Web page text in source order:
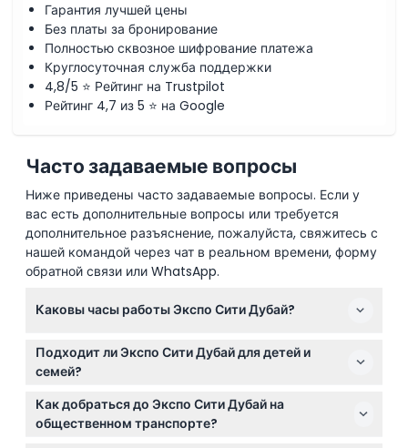
Гарантия лучшей цены
Без платы за бронирование
Полностью сквозное шифрование платежа
Круглосуточная служба поддержки
4,8/5 ⭐ Рейтинг на Trustpilot
Рейтинг 4,7 из 5 ⭐ на Google
Часто задаваемые вопросы
Ниже приведены часто задаваемые вопросы. Если у
вас есть дополнительные вопросы или требуется
дополнительное разъяснение, пожалуйста, свяжитесь с
нашей командой через чат в реальном времени, форму
обратной связи или WhatsApp.
Каковы часы работы Экспо Сити Дубай?
Экспо Сити Дубай открыт ежедневно с 9:00 до
23:00, при этом отдельные павильоны, такие как
Терра, Алиф и Вижн, работают с 12:00 до 20:00
(последний вход около 19:15-19:30) (возможны
изменения — пожалуйста, уточняйте при
Подходит ли Экспо Сити Дубай для детей и
семей?
Да, дети до 12 лет проходят бесплатно, но должны
находиться в сопровождении оплачивающего
взрослого. Однако дети до 3 лет не допускаются, а
Как добраться до Экспо Сити Дубай на
общественном транспорте?